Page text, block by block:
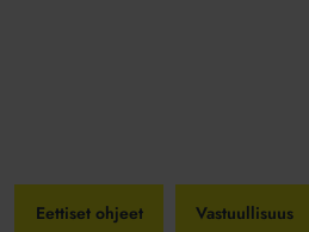
Eettiset ohjeet Vastuullisuus